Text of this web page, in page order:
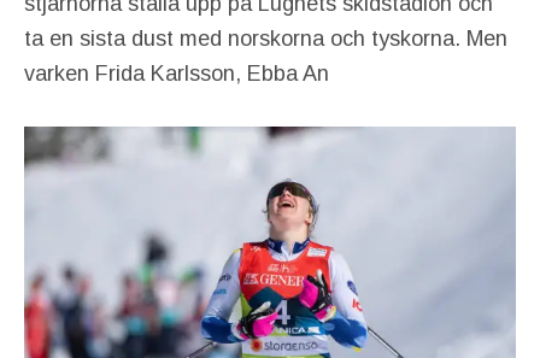
ta en sista dust med norskorna och tyskorna. Men
varken Frida Karlsson, Ebba An